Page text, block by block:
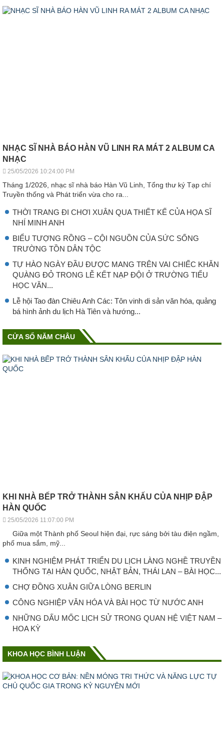
NHẠC SĨ NHÀ BÁO HÀN VŨ LINH RA MÁT 2 ALBUM CA
NHẠC
25/05/2026 10:24:00 PM
Tháng 1/2026, nhạc sĩ nhà báo Hàn Vũ Linh, Tổng thư ký Tạp chí
Truyền thống và Phát triển vừa cho ra...
THỜI TRANG ĐI CHƠI XUÂN QUA THIẾT KẾ CỦA HỌA SĨ
NHÍ MINH ANH
BIỂU TƯỢNG RỒNG – CỘI NGUỒN CỦA SỨC SỐNG
TRƯỜNG TỒN DÂN TỘC
TỰ HÀO NGÀY ĐẦU ĐƯỢC MANG TRÊN VAI CHIẾC KHĂN
QUÀNG ĐỎ TRONG LỄ KẾT NẠP ĐỘI Ở TRƯỜNG TIỂU
HỌC VĂN...
Lễ hội Tao đàn Chiêu Anh Các: Tôn vinh di sản văn hóa, quảng
bá hình ảnh du lịch Hà Tiên và hướng...
CỬA SỔ NĂM CHÂU
KHI NHÀ BẾP TRỞ THÀNH SÂN KHẤU CỦA NHỊP ĐẬP
HÀN QUỐC
25/05/2026 11:07:00 PM
Giữa một Thành phố Seoul hiện đại, rực sáng bởi tàu điện ngầm,
phố mua sắm, mỹ...
KINH NGHIỆM PHÁT TRIỂN DU LỊCH LÀNG NGHỀ TRUYỀN
THỐNG TẠI HÀN QUỐC, NHẬT BẢN, THÁI LAN – BÀI HỌC...
CHỢ ĐỒNG XUÂN GIỮA LÒNG BERLIN
CÔNG NGHIỆP VǍN HÓA VÀ BÀI HỌC TỪ NƯỚC ANH
NHỮNG DẤU MỐC LỊCH SỬ TRONG QUAN HỆ VIỆT NAM –
HOA KỲ
KHOA HỌC BÌNH LUẬN